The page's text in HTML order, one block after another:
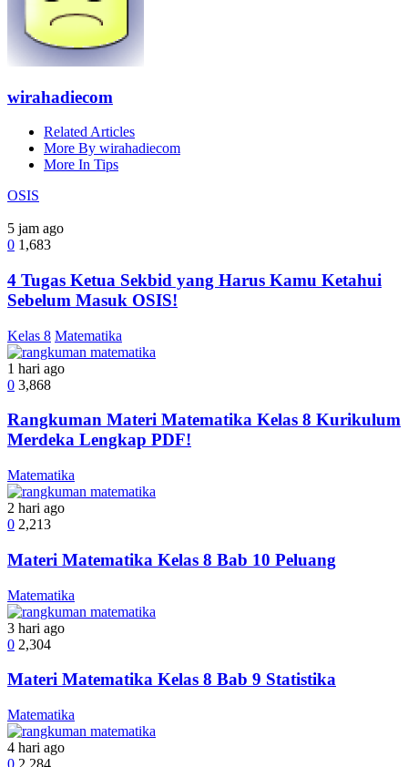
wirahadiecom
Related Articles
More By wirahadiecom
More In Tips
OSIS
5 jam ago
0 1,683
4 Tugas Ketua Sekbid yang Harus Kamu Ketahui
Sebelum Masuk OSIS!
Kelas 8 Matematika
1 hari ago
0 3,868
Rangkuman Materi Matematika Kelas 8 Kurikulum
Merdeka Lengkap PDF!
Matematika
2 hari ago
0 2,213
Materi Matematika Kelas 8 Bab 10 Peluang
Matematika
3 hari ago
0 2,304
Materi Matematika Kelas 8 Bab 9 Statistika
Matematika
4 hari ago
0 2,284